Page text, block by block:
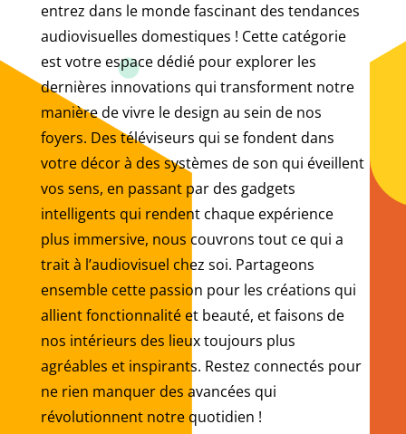
entrez dans le monde fascinant des tendances
audiovisuelles domestiques ! Cette catégorie
est votre espace dédié pour explorer les
dernières innovations qui transforment notre
manière de vivre le design au sein de nos
foyers. Des téléviseurs qui se fondent dans
votre décor à des systèmes de son qui éveillent
vos sens, en passant par des gadgets
intelligents qui rendent chaque expérience
plus immersive, nous couvrons tout ce qui a
trait à l’audiovisuel chez soi. Partageons
ensemble cette passion pour les créations qui
allient fonctionnalité et beauté, et faisons de
nos intérieurs des lieux toujours plus
agréables et inspirants. Restez connectés pour
ne rien manquer des avancées qui
révolutionnent notre quotidien !